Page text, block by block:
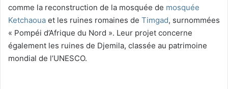
comme la reconstruction de la mosquée de mosquée
Ketchaoua et les ruines romaines de Timgad, surnommées
« Pompéi d’Afrique du Nord ». Leur projet concerne
également les ruines de Djemila, classée au patrimoine
mondial de l’UNESCO.